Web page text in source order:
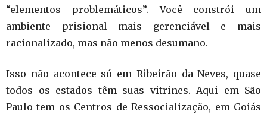
“elementos problemáticos”. Você constrói um
ambiente prisional mais gerenciável e mais
racionalizado, mas não menos desumano.
Isso não acontece só em Ribeirão da Neves, quase
todos os estados têm suas vitrines. Aqui em São
Paulo tem os Centros de Ressocialização, em Goiás